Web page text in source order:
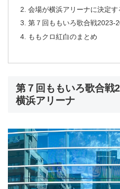
会場が横浜アリーナに決定
第７回ももいろ歌合戦2023-
ももクロ紅白のまとめ
第７回ももいろ歌合戦
横浜アリーナ